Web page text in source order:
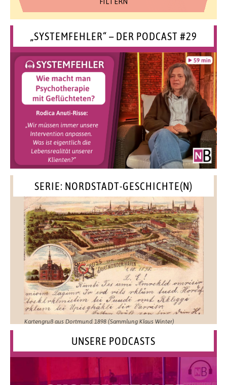
„SYSTEMFEHLER“ – DER PODCAST #29
SERIE: NORDSTADT-GESCHICHTE(N)
Kartengruß aus Dortmund 1898 (Sammlung Klaus Winter)
UNSERE PODCASTS